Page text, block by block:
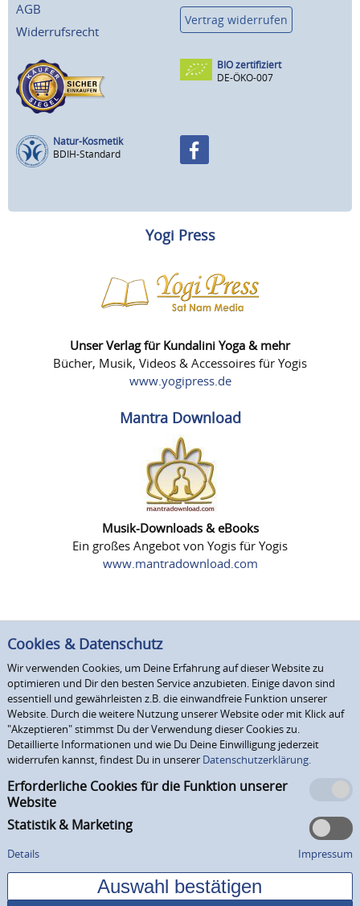
AGB
Widerrufsrecht
Vertrag widerrufen
BIO zertifiziert
DE-ÖKO-007
Natur-Kosmetik
BDIH-Standard
Yogi Press
Unser Verlag für Kundalini Yoga & mehr
Bücher, Musik, Videos & Accessoires für Yogis
www.yogipress.de
Mantra Download
Musik-Downloads & eBooks
Ein großes Angebot von Yogis für Yogis
www.mantradownload.com
Cookies & Datenschutz
Wir verwenden Cookies, um Deine Erfahrung auf dieser Website zu
optimieren und Dir den besten Service anzubieten. Einige davon sind
essentiell und gewährleisten z.B. die einwandfreie Funktion unserer
Website. Durch die weitere Nutzung unserer Website oder mit Klick auf
"Akzeptieren" stimmst Du der Verwendung dieser Cookies zu.
Detaillierte Informationen und wie Du Deine Einwilligung jederzeit
widerrufen kannst, findest Du in unserer Datenschutzerklärung.
Erforderliche Cookies für die Funktion unserer
Website
Statistik & Marketing
Details Impressum